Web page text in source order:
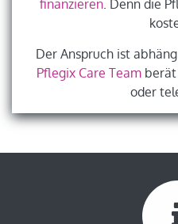
finanzieren. Denn die
Der Anspruch ist
Pflegix Care Team
oder